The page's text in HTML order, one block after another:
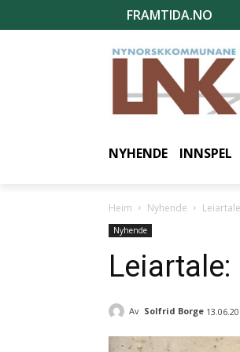
FRAMTIDA.NO
NYHENDE INNSPEL
Heim Nyhende
Nyhende
Leiartale:
Av Solfrid Borge